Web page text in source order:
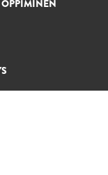
OPPIMINEN